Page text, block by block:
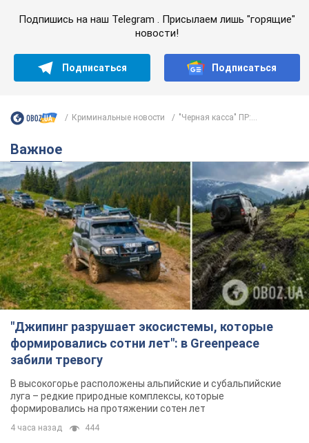
Подпишись на наш Telegram . Присылаем лишь "горящие"
новости!
Подписаться Подписаться
Криминальные новости "Черная касса" ПР:...
Важное
"Джипинг разрушает экосистемы, которые
формировались сотни лет": в Greenpeace
забили тревогу
В высокогорье расположены альпийские и субальпийские
луга – редкие природные комплексы, которые
формировались на протяжении сотен лет
4 часа назад 444